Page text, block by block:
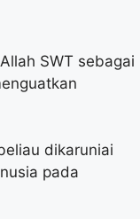
SWT sebagai
dikaruniai
pada